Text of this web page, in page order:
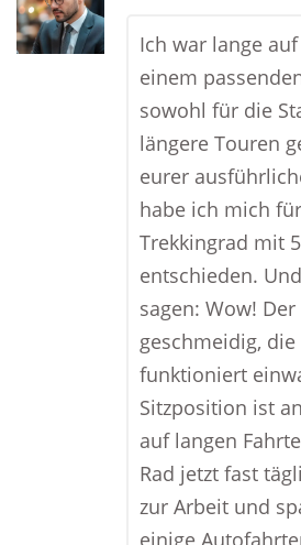
Ich war lange
einem
sowohl für die
längere Touren
eurer
habe ich mich
Trekkingrad mit
entschieden.
sagen: Wow!
geschmeidig,
funktioniert
Sitzposition ist
auf langen
Rad jetzt fast
zur Arbeit und
einige